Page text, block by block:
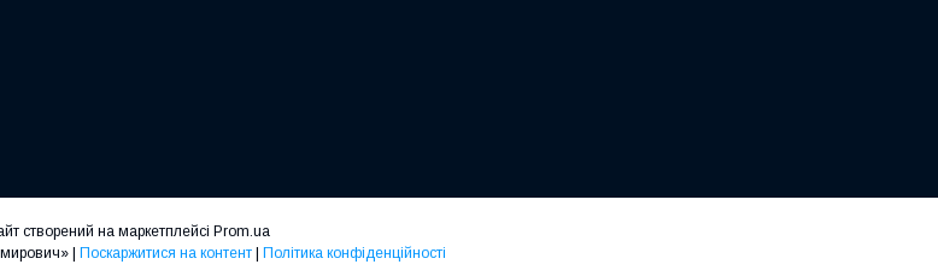
створений на маркетплейсі Prom.ua
ЧП «Постолов Юрий Владимирович» | Поскаржитися на контент | Політика конфіденційності